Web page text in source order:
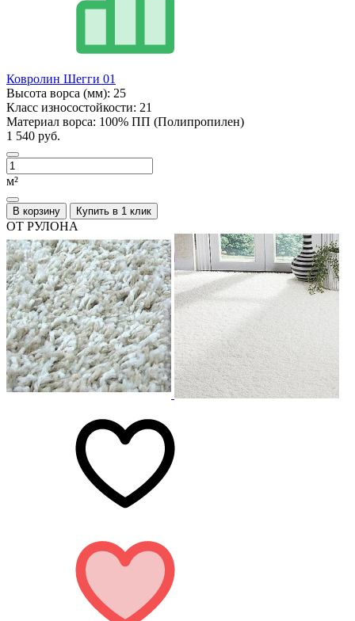
Ковролин Шегги 01
Высота ворса (мм): 25
Класс износостойкости: 21
Материал ворса: 100% ПП (Полипропилен)
1 540 руб.
м²
В корзину Купить в 1 клик
ОТ РУЛОНА